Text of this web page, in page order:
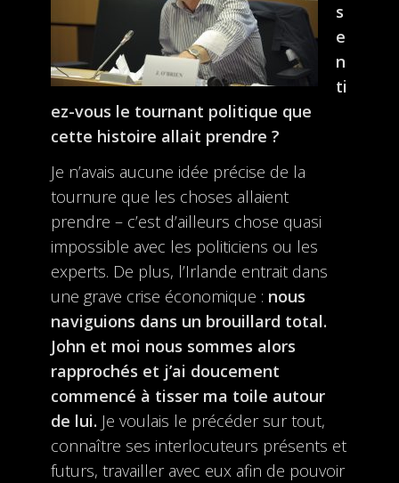
s
e
n
ti
ez-vous le tournant politique que
cette histoire allait prendre ?
Je n’avais aucune idée précise de la
tournure que les choses allaient
prendre – c’est d’ailleurs chose quasi
impossible avec les politiciens ou les
experts. De plus, l’Irlande entrait dans
une grave crise économique : nous
naviguions dans un brouillard total.
John et moi nous sommes alors
rapprochés et j’ai doucement
commencé à tisser ma toile autour
de lui. Je voulais le précéder sur tout,
connaître ses interlocuteurs présents et
futurs, travailler avec eux afin de pouvoir